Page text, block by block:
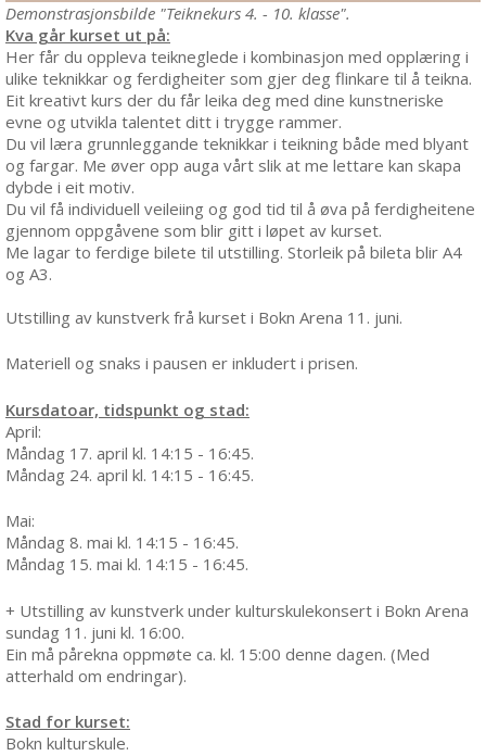
Demonstrasjonsbilde "Teiknekurs 4. - 10. klasse".
Kva går kurset ut på:
Her får du oppleva teikneglede i kombinasjon med opplæring i
ulike teknikkar og ferdigheiter som gjer deg flinkare til å teikna.
Eit kreativt kurs der du får leika deg med dine kunstneriske
evne og utvikla talentet ditt i trygge rammer.
Du vil læra grunnleggande teknikkar i teikning både med blyant
og fargar. Me øver opp auga vårt slik at me lettare kan skapa
dybde i eit motiv.
Du vil få individuell veileiing og god tid til å øva på ferdigheitene
gjennom oppgåvene som blir gitt i løpet av kurset.
Me lagar to ferdige bilete til utstilling. Storleik på bileta blir A4
og A3.
Utstilling av kunstverk frå kurset i Bokn Arena 11. juni.
Materiell og snaks i pausen er inkludert i prisen.
Kursdatoar, tidspunkt og stad:
April:
Måndag 17. april kl. 14:15 - 16:45.
Måndag 24. april kl. 14:15 - 16:45.
Mai:
Måndag 8. mai kl. 14:15 - 16:45.
Måndag 15. mai kl. 14:15 - 16:45.
+ Utstilling av kunstverk under kulturskulekonsert i Bokn Arena
sundag 11. juni kl. 16:00.
Ein må pårekna oppmøte ca. kl. 15:00 denne dagen. (Med
atterhald om endringar).
Stad for kurset:
Bokn kulturskule.